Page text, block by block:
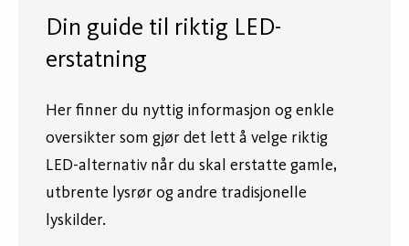
Din guide til riktig LED-
erstatning
Her finner du nyttig informasjon og enkle
oversikter som gjør det lett å velge riktig
LED-alternativ når du skal erstatte gamle,
utbrente lysrør og andre tradisjonelle
lyskilder.